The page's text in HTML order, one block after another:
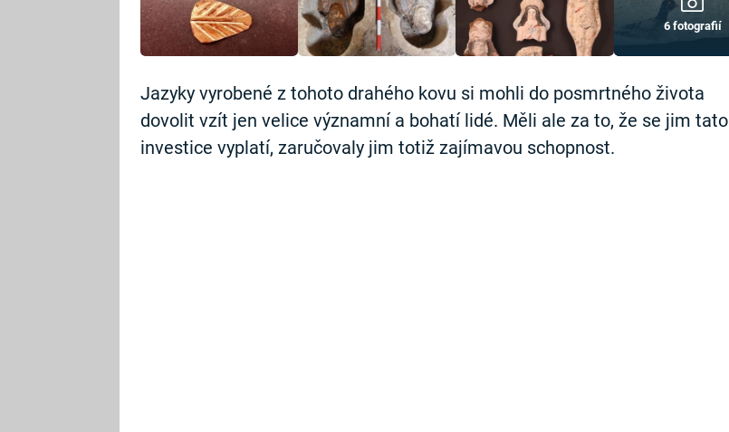
6 fotografií
Jazyky vyrobené z tohoto drahého kovu si mohli do posmrtného života
dovolit vzít jen velice významní a bohatí lidé. Měli ale za to, že se jim tato
investice vyplatí, zaručovaly jim totiž zajímavou schopnost.